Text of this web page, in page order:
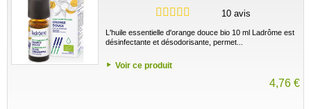
10 avis
L'huile essentielle d'orange douce bio 10 ml Ladrôme est
désinfectante et désodorisante, permet...
Voir ce produit
4,76 €